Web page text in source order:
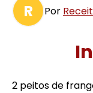
R Por
2 peitos de